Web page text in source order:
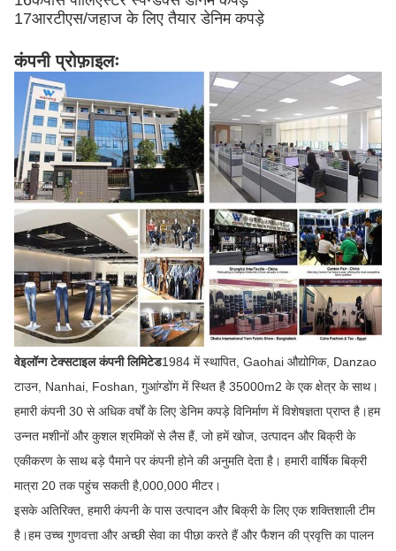
17आरटीएस/जहाज के लिए तैयार डेनिम कपड़े
कंपनी प्रोफ़ाइलः
वेइलॉन्ग टेक्सटाइल कंपनी लिमिटेड1984 में स्थापित, Gaohai औद्योगिक, Danzao
टाउन, Nanhai, Foshan, गुआंग्डोंग में स्थित है 35000m2 के एक क्षेत्र के साथ।
हमारी कंपनी 30 से अधिक वर्षों के लिए डेनिम कपड़े विनिर्माण में विशेषज्ञता प्राप्त है।हम
उन्नत मशीनों और कुशल श्रमिकों से लैस हैं, जो हमें खोज, उत्पादन और बिक्री के
एकीकरण के साथ बड़े पैमाने पर कंपनी होने की अनुमति देता है। हमारी वार्षिक बिक्री
मात्रा 20 तक पहुंच सकती है,000,000 मीटर।
इसके अतिरिक्त, हमारी कंपनी के पास उत्पादन और बिक्री के लिए एक शक्तिशाली टीम
है।हम उच्च गुणवत्ता और अच्छी सेवा का पीछा करते हैं और फैशन की प्रवृत्ति का पालन